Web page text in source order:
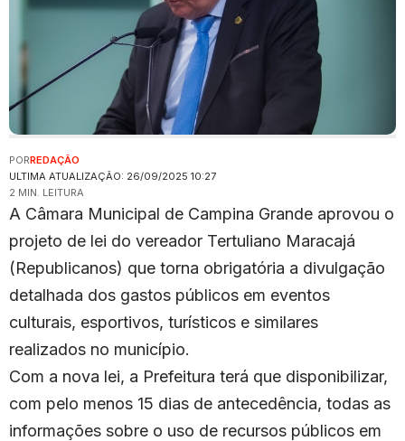
ULTIMA ATUALIZAÇÃO: 26/09/2025 10:27
PORREDAÇÃO
2 MIN. LEITURA
A Câmara Municipal de Campina Grande aprovou o
projeto de lei do vereador Tertuliano Maracajá
(Republicanos) que torna obrigatória a divulgação
detalhada dos gastos públicos em eventos
culturais, esportivos, turísticos e similares
realizados no município.
Com a nova lei, a Prefeitura terá que disponibilizar,
com pelo menos 15 dias de antecedência, todas as
informações sobre o uso de recursos públicos em